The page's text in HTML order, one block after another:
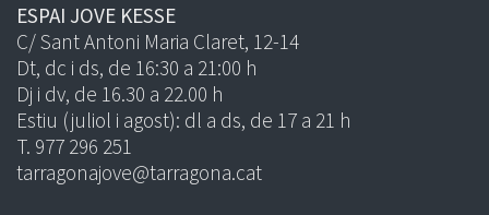
ESPAI JOVE KESSE
C/ Sant Antoni Maria Claret, 12-14
Dt, dc i ds, de 16:30 a 21:00 h
Dj i dv, de 16.30 a 22.00 h
Estiu (juliol i agost): dl a ds, de 17 a 21 h
T. 977 296 251
tarragonajove@tarragona.cat